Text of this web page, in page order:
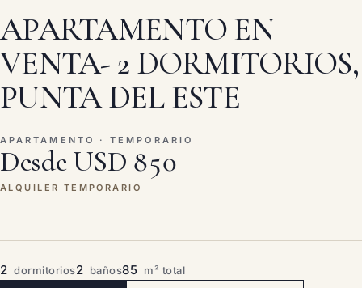
APARTAMENTO EN
VENTA- 2 DORMITORIOS,
PUNTA DEL ESTE
APARTAMENTO · TEMPORARIO
Desde USD 850
ALQUILER TEMPORARIO
2 dormitorios2 baños85 m² total